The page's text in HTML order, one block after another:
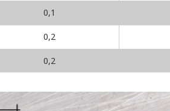
0,1
0,2
0,2